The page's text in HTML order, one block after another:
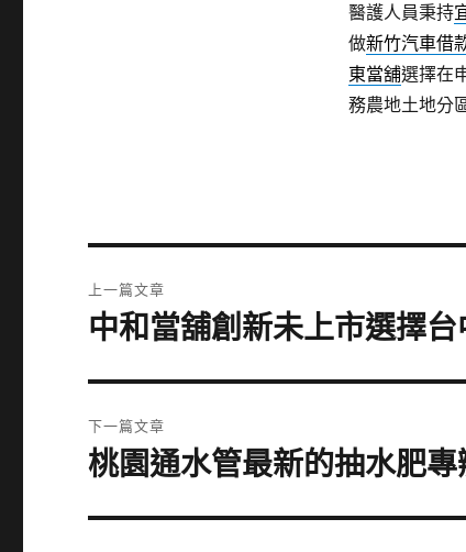
醫護人員秉持
做新竹汽車借
東當舖選擇在
務農地土地分
章
上一篇文章
上
篇
文
章:
中和當舖創新未上市選擇
下一篇文章
下
篇
桃園通水管最新的抽水肥